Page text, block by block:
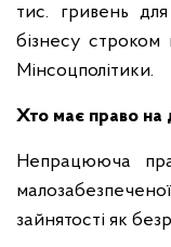
тис. гривень
бізнесу строком
Мінсоцполітики.
Хто має право на
Непрацююча
зайнятості як